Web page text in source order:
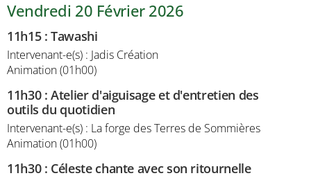
Vendredi 20 Février 2026
11h15:Tawashi
Intervenant-e(s) : Jadis Création
Animation (01h00)
11h30:Atelier d'aiguisage et d'entretien des
outils du quotidien
Intervenant-e(s) : La forge des Terres de Sommières
Animation (01h00)
11h30: Céleste chante avec son ritournelle